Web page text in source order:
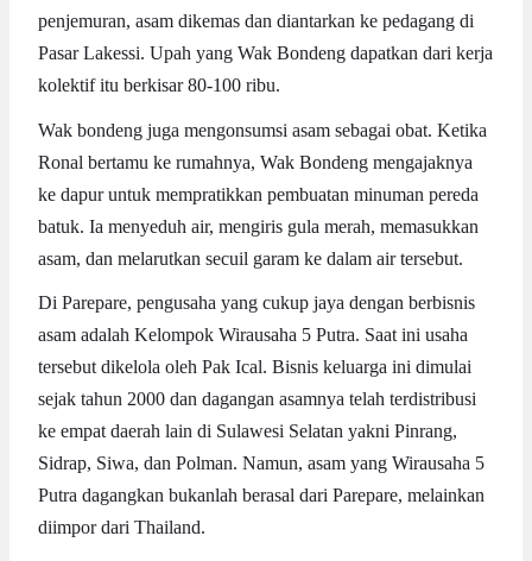
penjemuran, asam dikemas dan diantarkan ke pedagang di
Pasar Lakessi. Upah yang Wak Bondeng dapatkan dari kerja
kolektif itu berkisar 80-100 ribu.
Wak bondeng juga mengonsumsi asam sebagai obat. Ketika
Ronal bertamu ke rumahnya, Wak Bondeng mengajaknya
ke dapur untuk mempratikkan pembuatan minuman pereda
batuk. Ia menyeduh air, mengiris gula merah, memasukkan
asam, dan melarutkan secuil garam ke dalam air tersebut.
Di Parepare, pengusaha yang cukup jaya dengan berbisnis
asam adalah Kelompok Wirausaha 5 Putra. Saat ini usaha
tersebut dikelola oleh Pak Ical. Bisnis keluarga ini dimulai
sejak tahun 2000 dan dagangan asamnya telah terdistribusi
ke empat daerah lain di Sulawesi Selatan yakni Pinrang,
Sidrap, Siwa, dan Polman. Namun, asam yang Wirausaha 5
Putra dagangkan bukanlah berasal dari Parepare, melainkan
diimpor dari Thailand.